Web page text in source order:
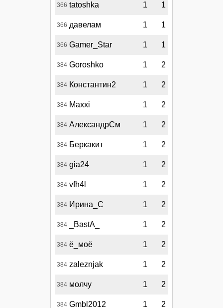
366 tatoshka 1 1
366 давелам 1 1
366 Gamer_Star 1 1
384 Goroshko 1 2
384 Константин2 1 2
384 Maxxi 1 2
384 АлександрСм 1 2
384 Беркакит 1 2
384 gia24 1 2
384 vfh4l 1 2
384 Ирина_С 1 2
384 _BastA_ 1 2
384 ё_моё 1 2
384 zaleznjak 1 2
384 молчу 1 2
384 Gmbl2012 1 2